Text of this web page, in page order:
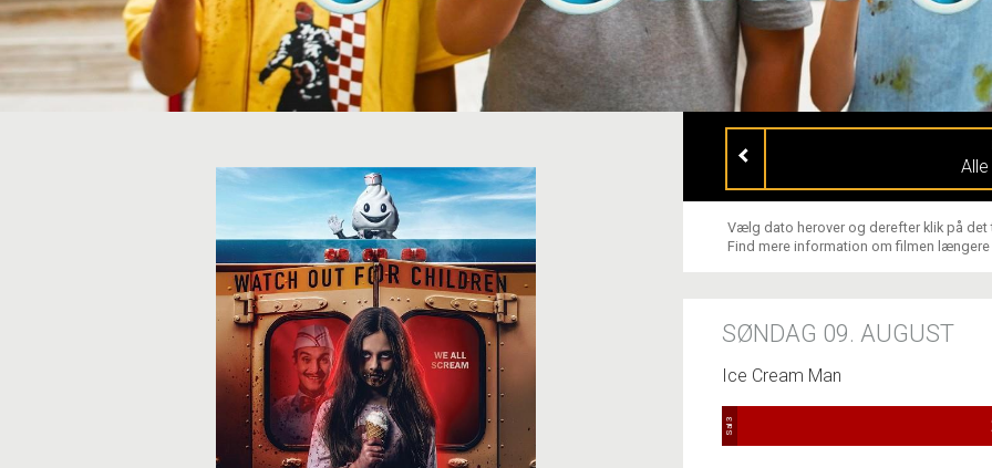
Vælg dato herover og derefter klik på
Find mere information om filmen længere
SØNDAG 09. AUGUST
Ice Cream Man
Sal 3